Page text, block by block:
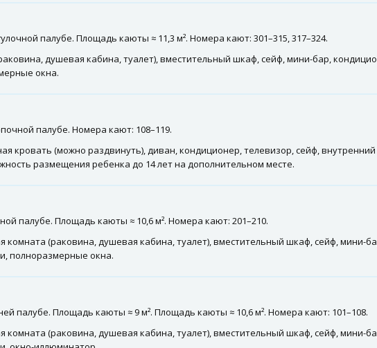
палубе. Площадь каюты ≈ 11,3 м². Номера кают: 301–315, 317–324.
душевая кабина, туалет), вместительный шкаф, сейф, мини-бар,
окна.
палубе. Номера кают: 108–119.
кровать (можно раздвинуть), диван, кондиционер, телевизор, сейф,
размещения ребенка до 14 лет на дополнительном месте.
палубе. Площадь каюты ≈ 10,6 м². Номера кают: 201–210.
комната (раковина, душевая кабина, туалет), вместительный шкаф, сейф, мини-
полноразмерные окна.
палубе. Площадь каюты ≈ 9 м². Площадь каюты ≈ 10,6 м². Номера кают: 101–108.
комната (раковина, душевая кабина, туалет), вместительный шкаф, сейф, мини-